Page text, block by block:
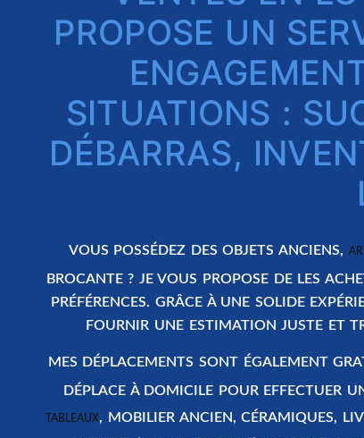
PROPOSE UN
SITUATIONS :
DÉBARRAS,
VOUS POSSÉDEZ DES OBJETS ANCIENS,
BROCANTE ? JE VOUS PROPOSE DE LES
PRÉFÉRENCES. GRÂCE À UNE SOLIDE
FOURNIR UNE ESTIMATION JUSTE ET
MES DÉPLACEMENTS SONT ÉGALEMENT
DÉPLACE À DOMICILE POUR EFFECTUER
TABLEAUX, MOBILIER ANCIEN, CÉRAMIQUES,